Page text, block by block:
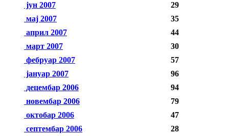
јун 2007
29
мај 2007
35
април 2007
44
март 2007
30
фебруар 2007
57
јануар 2007
96
децембар 2006
94
новембар 2006
79
октобар 2006
47
септембар 2006
28